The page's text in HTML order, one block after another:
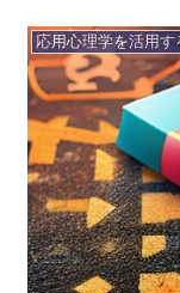
応用心理学を活用す